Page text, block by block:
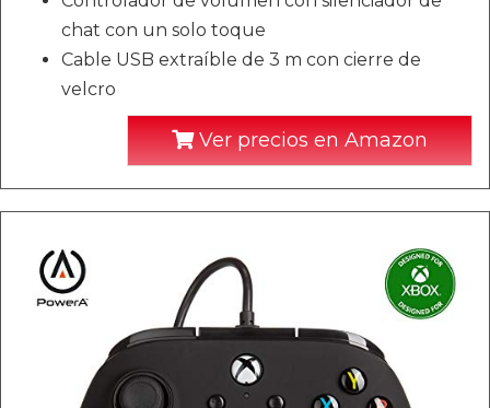
chat con un solo toque
Cable USB extraíble de 3 m con cierre de
velcro
Ver precios en Amazon